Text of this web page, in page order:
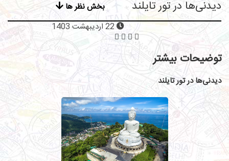
دیدنی‌ها در تور تایلند
بخش نظر ها
توضیحات بیشتر
دیدنی‌ها در تور تایلند